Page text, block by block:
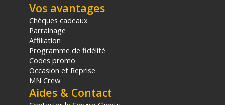
d'achat, sur la base d'une expédition Chronopost 24H vers un point
relais situé en France continentale uniquement, valable uniquement
sur les produits de moins de 1m et moins de 20Kg.
(2) Sous réserve d'éligibilité.
(3) Nombre de points Fidélité estimés, hors remises au panier, basé
sur le prix TTC en €, les points seront effectivement calculés dans le
panier.
Vos avantages
Chèques cadeaux
Parrainage
Affiliation
Programme de fidélité
Codes promo
Occasion et Reprise
MN Crew
Aides & Contact